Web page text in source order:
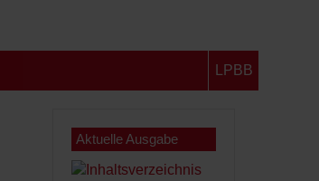
LPBB
Aktuelle Ausgabe